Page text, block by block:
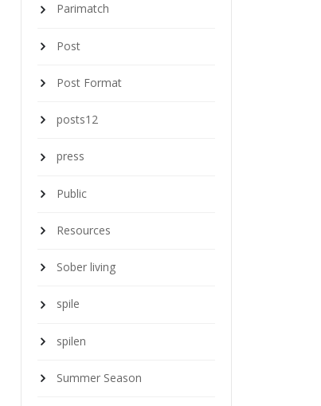
Parimatch
Post
Post Format
posts12
press
Public
Resources
Sober living
spile
spilen
Summer Season